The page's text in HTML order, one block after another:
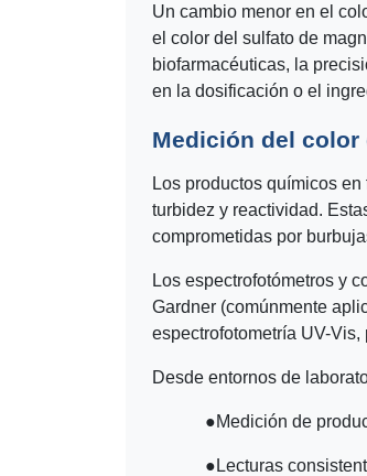
Un cambio menor en el
el color del sulfato de
biofarmacéuticas, la
en la dosificación o el
Medición del
Los productos químicos
turbidez y reactividad.
comprometidas por
Los espectrofotómetros y
Gardner (comúnmente
espectrofotometría UV-
Desde entornos de
●Medición de
● Lecturas